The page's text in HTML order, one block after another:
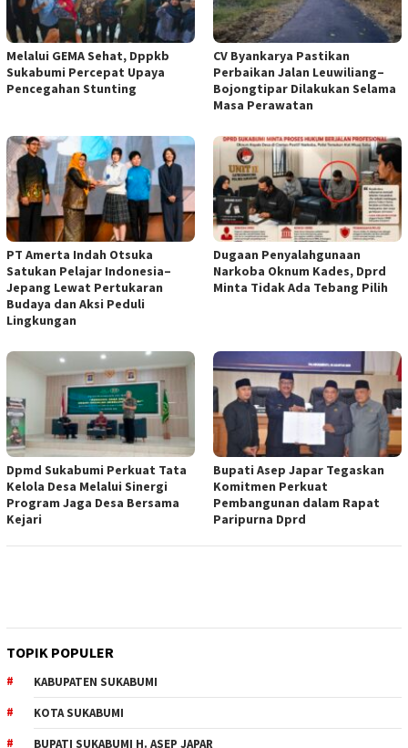
Melalui GEMA Sehat, Dppkb
Sukabumi Percepat Upaya
Pencegahan Stunting
CV Byankarya Pastikan
Perbaikan Jalan Leuwiliang–
Bojongtipar Dilakukan Selama
Masa Perawatan
PT Amerta Indah Otsuka
Satukan Pelajar Indonesia–
Jepang Lewat Pertukaran
Budaya dan Aksi Peduli
Lingkungan
Dugaan Penyalahgunaan
Narkoba Oknum Kades, Dprd
Minta Tidak Ada Tebang Pilih
Dpmd Sukabumi Perkuat Tata
Kelola Desa Melalui Sinergi
Program Jaga Desa Bersama
Kejari
Bupati Asep Japar Tegaskan
Komitmen Perkuat
Pembangunan dalam Rapat
Paripurna Dprd
TOPIK POPULER
KABUPATEN SUKABUMI
KOTA SUKABUMI
BUPATI SUKABUMI H. ASEP JAPAR